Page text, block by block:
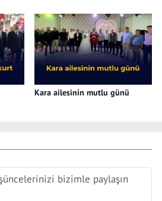
Kara ailesinin mutlu günü